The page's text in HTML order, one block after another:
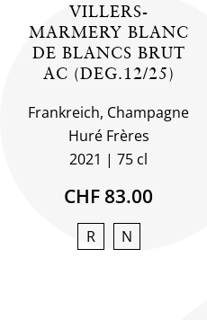
VILLERS-
MARMERY BLANC
DE BLANCS BRUT
AC (DEG.12/25)
Frankreich, Champagne
Huré Frères
2021
75 cl
CHF 83.00
R N